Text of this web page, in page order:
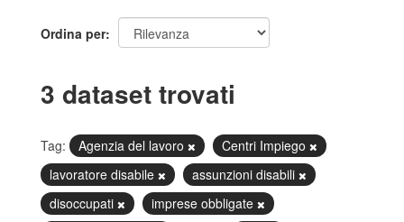
Ordina per
3 dataset trovati
Tag: Agenzia del lavoro
Centri Impiego
lavoratore disabile
assunzioni disabili
disoccupati
imprese obbligate